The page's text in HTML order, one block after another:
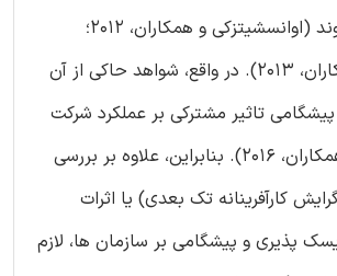
بازار عرضه می شوند (اوانسشیتزکی و همکاران، 2012؛
کانکورتاران و همکاران، 2013). در واقع، شواهد حاکی از آن
تاثیر مشترکی بر عملکرد شرکت
دارند (لومبرگ و همکاران، 2016). بنابراین، علاوه بر بررسی
کارآفرینانه تک بعدی) یا اثرات
پذیری و پیشگامی بر سازمان ها، لازم